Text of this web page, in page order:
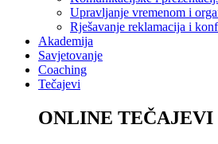
Upravljanje vremenom i
Rješavanje reklamacija i
Akademija
Savjetovanje
Coaching
Tečajevi
ONLINE TEČAJEVI